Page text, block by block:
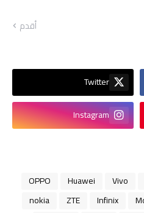
أقدم
Twitter
Instagram
Vivo
Huawei
OPPO
Infinix
ZTE
nokia